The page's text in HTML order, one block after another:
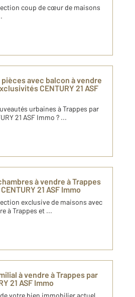
coup de cœur de maisons
avec balcon à vendre
CENTURY 21 ASF
urbaines à Trappes par
21 ASF Immo ? ...
à vendre à Trappes
21 ASF Immo
exclusive de maisons avec
à Trappes et ...
à vendre à Trappes par
21 ASF Immo
de votre bien immobilier actuel